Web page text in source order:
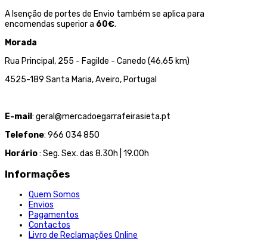
A Isenção de portes de Envio também se aplica para
encomendas superior a 60€.
Morada
Rua Principal, 255 - Fagilde - Canedo (46,65 km)
4525-189 Santa Maria, Aveiro, Portugal
E-mail: geral@mercadoegarrafeirasieta.pt
Telefone: 966 034 850
Horário: Seg. Sex. das 8.30h | 19.00h
Informações
Quem Somos
Envios
Pagamentos
Contactos
Livro de Reclamações Online